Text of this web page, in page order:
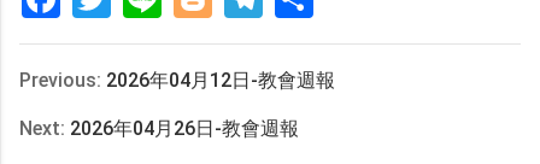
Previous: 2026年04月12日-教會週報
Next: 2026年04月26日-教會週報